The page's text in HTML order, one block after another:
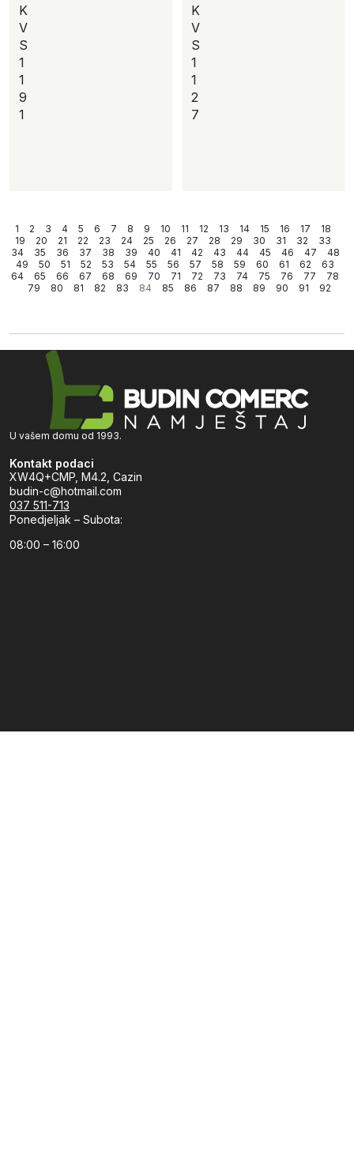
K
V
S
1
1
9
1
K
V
S
1
1
2
7
1 2 3 4 5 6 7 8 9 10 11 12 13 14 15 16 17
18
19
20 21 22 23 24 25 26 27 28 29 30 31 32
33
34
35 36 37 38 39 40 41 42 43 44 45 46 47
48
49
50 51 52 53 54 55 56 57 58 59 60 61 62
63
64
65 66 67 68 69 70 71 72 73 74 75 76 77
78
79
80 81 82 83 84 85 86 87 88 89 90 91 92
U vašem domu od 1993.
Kontakt podaci
XW4Q+CMP, M4.2, Cazin
budin-c@hotmail.com
037 511-713
Ponedjeljak – Subota:
08:00 – 16:00